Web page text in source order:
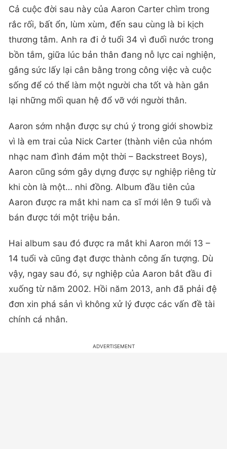
Cả cuộc đời sau này của Aaron Carter chìm trong
rắc rối, bất ổn, lùm xùm, đến sau cùng là bi kịch
thương tâm. Anh ra đi ở tuổi 34 vì đuối nước trong
bồn tắm, giữa lúc bản thân đang nỗ lực cai nghiện,
gắng sức lấy lại cân bằng trong công việc và cuộc
sống để có thể làm một người cha tốt và hàn gắn
lại những mối quan hệ đổ vỡ với người thân.
Aaron sớm nhận được sự chú ý trong giới showbiz
vì là em trai của Nick Carter (thành viên của nhóm
nhạc nam đình đám một thời – Backstreet Boys),
Aaron cũng sớm gây dựng được sự nghiệp riêng từ
khi còn là một… nhi đồng. Album đầu tiên của
Aaron được ra mắt khi nam ca sĩ mới lên 9 tuổi và
bán được tới một triệu bản.
Hai album sau đó được ra mắt khi Aaron mới 13 –
14 tuổi và cũng đạt được thành công ấn tượng. Dù
vậy, ngay sau đó, sự nghiệp của Aaron bắt đầu đi
xuống từ năm 2002. Hồi năm 2013, anh đã phải đệ
đơn xin phá sản vì không xử lý được các vấn đề tài
chính cá nhân.